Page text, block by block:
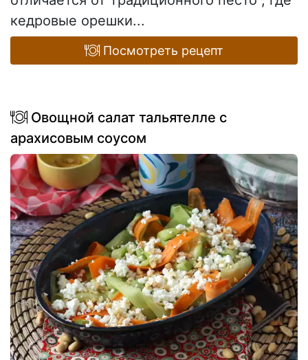
кедровые орешки...
Посмотреть рецепт
Овощной салат тальятелле с
арахисовым соусом